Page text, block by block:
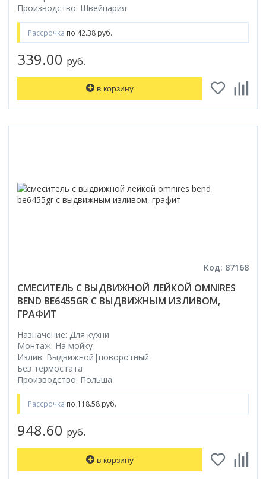
Производство: Швейцария
Рассрочка по 42.38 руб.
339.00 руб.
в корзину
Код: 87168
СМЕСИТЕЛЬ С ВЫДВИЖНОЙ ЛЕЙКОЙ OMNIRES
BEND BE6455GR С ВЫДВИЖНЫМ ИЗЛИВОМ,
ГРАФИТ
Назначение: Для кухни
Монтаж: На мойку
Излив: Выдвижной|поворотный
Без термостата
Производство: Польша
Рассрочка по 118.58 руб.
948.60 руб.
в корзину